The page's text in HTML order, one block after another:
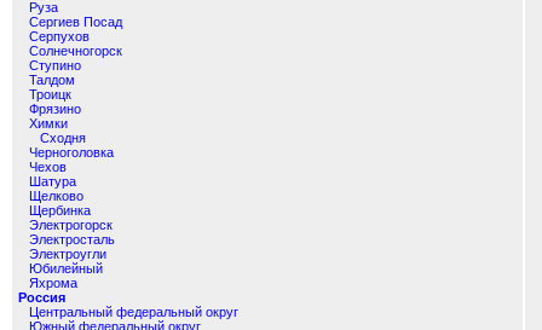
Руза
Сергиев Посад
Серпухов
Солнечногорск
Ступино
Талдом
Троицк
Фрязино
Химки
Сходня
Черноголовка
Чехов
Шатура
Щелково
Щербинка
Электрогорск
Электросталь
Электроугли
Юбилейный
Яхрома
Россия
Центральный федеральный округ
Южный федеральный округ